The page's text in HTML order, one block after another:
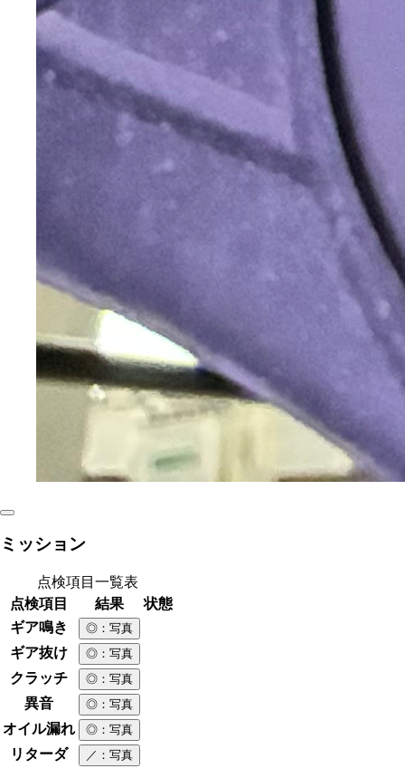
ミッション
点検項目一覧表
点検項目
結果
状態
ギア鳴き
◎ ：写真
ギア抜け ◎ ：写真
クラッチ ◎ ：写真
異音 ◎ ：写真
オイル漏れ ◎ ：写真
リターダ ／ ：写真